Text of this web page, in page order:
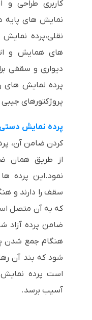
کاربری طراحی و
نمایش های پایه
نقلی،پرده
های همایش و
دیواری و سقفی
پرده نمایش های
پروژکتورهای جیبی
پرده نمایش دستی
کردن ضامن آن،
از طریق همان
نمود.این پرده
سقف را دارند و
که به آن متصل
ضامن پرده آزاد
هنگام جمع شدن
شود که بند آن
است پرده
آسیب برسد.